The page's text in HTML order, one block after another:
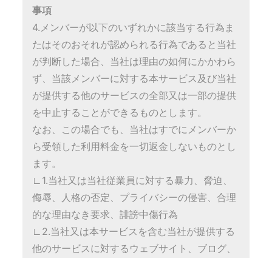
事項
4.メンバーが以下のいずれかに該当する行為ま
たはそのおそれが認められる行為であると当社
が判断した場合、当社は理由の如何にかかわら
ず、当該メンバーに対する本サービス及び当社
が提供する他のサービスの全部又は一部の提供
を中止することができるものとします。
なお、この場合でも、当社はすでにメンバーか
ら受領した利用料金を一切返金しないものとし
ます。
∟1.当社又は当社従業員に対する暴力、脅迫、
侮辱、人格の否定、プライバシーの侵害、合理
的な理由なき要求、誹謗中傷行為
∟2.当社又は本サービスを含む当社が提供する
他のサービスに対するウェブサイト、ブログ、